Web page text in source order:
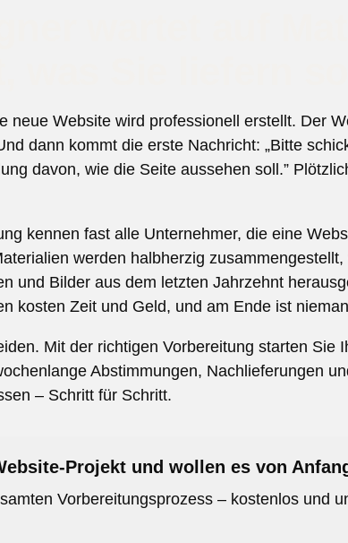
neue Website wird professionell erstellt. Der
dann kommt die erste Nachricht: „Bitte
davon, wie die Seite aussehen soll.”
kennen fast alle Unternehmer, die eine
werden halbherzig
und Bilder aus dem letzten Jahrzehnt
kosten Zeit und Geld, und am Ende ist
Mit der richtigen Vorbereitung starten Sie
Abstimmungen, Nachlieferungen
– Schritt für Schritt.
Projekt und wollen es von
Vorbereitungsprozess – kostenlos und